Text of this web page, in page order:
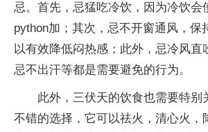
忌。首先，忌猛吃冷饮，因为冷饮会
python加；其次，忌不开窗通风，保
以有效降低闷热感；此外，忌冷风直
忌不出汗等都是需要避免的行为。
此外，三伏天的饮食也需要特别
不错的选择，它可以祛火，清心火，